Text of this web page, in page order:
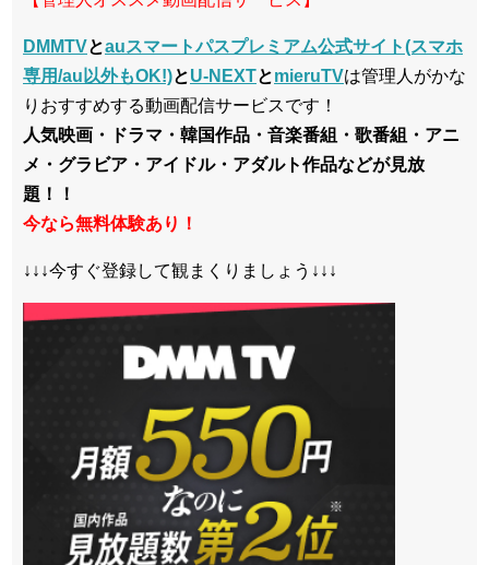
DMMTVとauスマートパスプレミアム公式サイト(スマホ
専用/au以外もOK!)とU-NEXTとmieruTVは管理人がかな
りおすすめする動画配信サービスです！
人気映画・ドラマ・韓国作品・音楽番組・歌番組・アニ
メ・グラビア・アイドル・アダルト作品などが見放
題！！
今なら無料体験あり！
↓↓↓今すぐ登録して観まくりましょう↓↓↓